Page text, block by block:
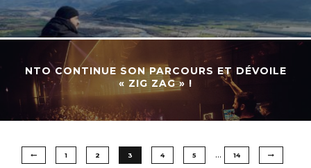
NTO CONTINUE SON PARCOURS ET DÉVOILE
« ZIG ZAG » !
1 2 3 4 5 … 14